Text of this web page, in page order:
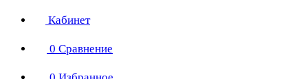
Кабинет
0 Сравнение